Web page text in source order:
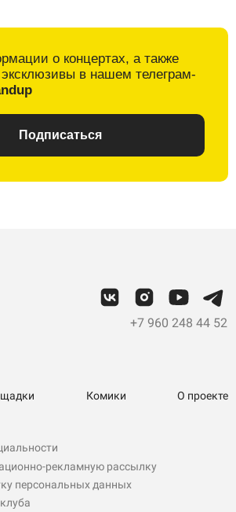
о концертах, а также
эксклюзивы в нашем телеграм-
Подписаться
+7 960 248 44 52
Комики О проекте
рекламную рассылку
персональных данных